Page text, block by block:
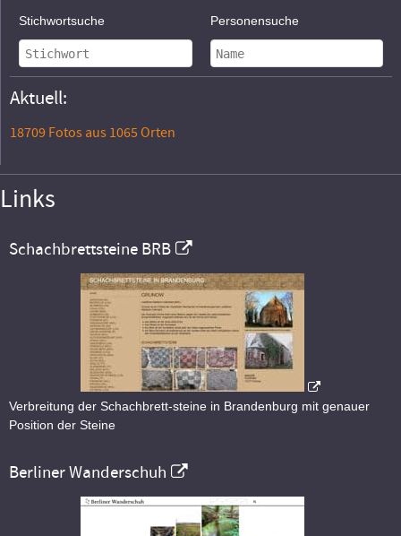
Stichwortsuche Personensuche
Aktuell:
18709 Fotos aus 1065 Orten
Links
Schachbrettsteine BRB
Verbreitung der Schachbrett-steine in Brandenburg mit genauer
Position der Steine
Berliner Wanderschuh